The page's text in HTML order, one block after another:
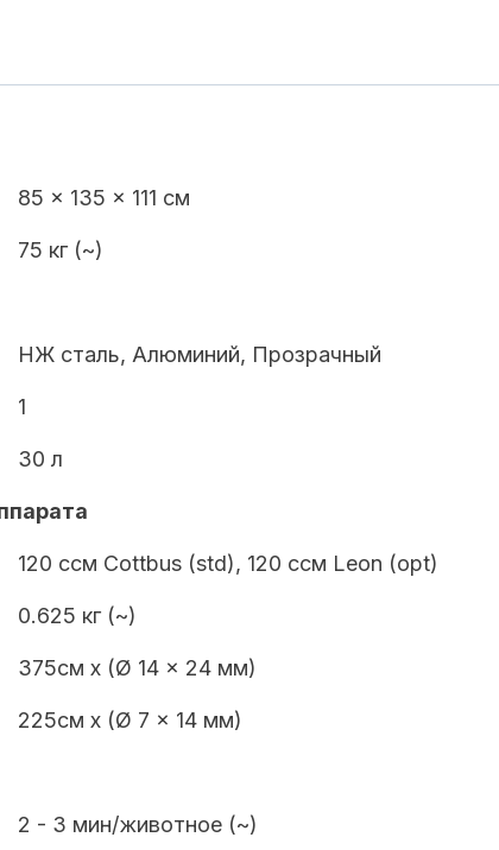
85 x 135 x 111 см
75 кг (~)
НЖ сталь, Алюминий, Прозрачный
1
30 л
120 ccм Cottbus (std), 120 ccм Leon (opt)
0.625 кг (~)
375cм x (Ø 14 x 24 мм)
225cм x (Ø 7 x 14 мм)
2 - 3 мин/животное (~)